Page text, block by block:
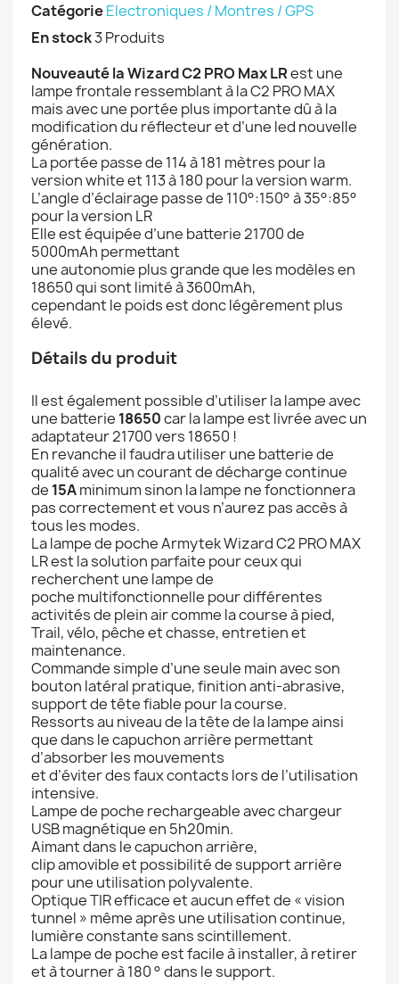
CatégorieElectroniques / Montres / GPS
En stock3 Produits
Nouveauté la Wizard C2 PRO Max LRest une
lampe frontale ressemblant à la C2 PRO MAX
mais avec une portée plus importante dû à la
modification du réflecteur et d’une led nouvelle
génération.
La portée passe de 114 à 181 mètres pour la
version white et 113 à 180 pour la version warm.
L’angle d’éclairage passe de 110°:150° à 35°:85°
pour la version LR
Elle est équipée d’une batterie 21700 de
5000mAh permettant
une autonomie plus grande que les modèles en
18650 qui sont limité à 3600mAh,
cependant le poids est donc légèrement plus
élevé.
Détails du produit
Il est également possible d’utiliser la lampe avec
une batterie 18650car la lampe est livrée avec un
adaptateur 21700 vers 18650 !
En revanche il faudra utiliser une batterie de
qualité avec un courant de décharge continue
de 15Aminimum sinon la lampe ne fonctionnera
pas correctement et vous n’aurez pas accès à
tous les modes.
La lampe de poche Armytek Wizard C2 PRO MAX
LR est la solution parfaite pour ceux qui
recherchent une lampe de
poche multifonctionnelle pour différentes
activités de plein air comme la course à pied,
Trail, vélo, pêche et chasse, entretien et
maintenance.
Commande simple d’une seule main avec son
bouton latéral pratique, finition anti-abrasive,
support de tête fiable pour la course.
Ressorts au niveau de la tête de la lampe ainsi
que dans le capuchon arrière permettant
d’absorber les mouvements
et d’éviter des faux contacts lors de l’utilisation
intensive.
Lampe de poche rechargeable avec chargeur
USB magnétique en 5h20min.
Aimant dans le capuchon arrière,
clip amovible et possibilité de support arrière
pour une utilisation polyvalente.
Optique TIR efficace et aucun effet de « vision
tunnel » même après une utilisation continue,
lumière constante sans scintillement.
La lampe de poche est facile à installer, à retirer
et à tourner à 180 ° dans le support.